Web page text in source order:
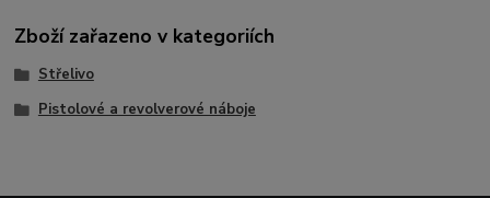
Zboží zařazeno v kategoriích
Střelivo
Pistolové a revolverové náboje